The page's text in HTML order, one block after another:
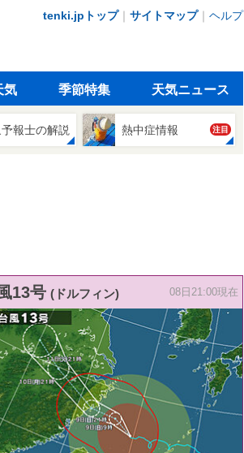
tenki.jpトップ｜ サイトマップ｜ ヘルプ
気 季節特集 天気ニュース
報士の解説 熱中症情報 注目
13号 (ドルフィン) 08日21:00現在